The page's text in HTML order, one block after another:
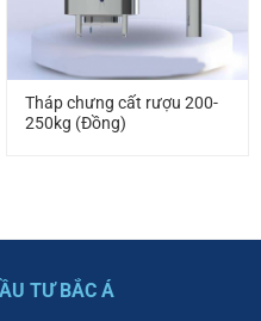
Tháp chưng cất rượu 200-
250kg (Đồng)
TƯ BẮC Á